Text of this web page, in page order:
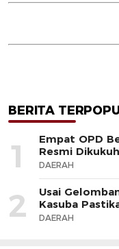
BERITA
1
Empat OPD
Resmi
DAERAH
2
Usai
Kasuba
DAERAH